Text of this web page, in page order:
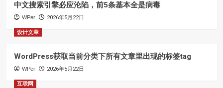
中文搜索引擎必应沦陷，前5条基本全是病毒
WPer 2026年5月22日
设计文章
WordPress获取当前分类下所有文章里出现的标签tag
WPer 2026年5月22日
互联网